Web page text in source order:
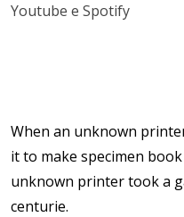
Youtube e Spotify
When an unknown
it to make specimen
unknown printer took a
centurie.